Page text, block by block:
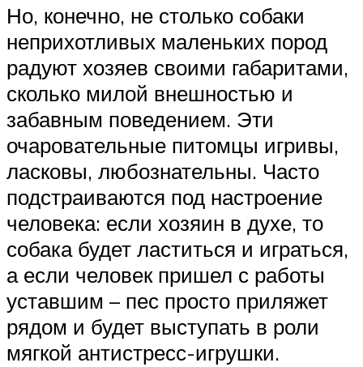
Но, конечно, не столько собаки
неприхотливых маленьких пород
радуют хозяев своими габаритами,
сколько милой внешностью и
забавным поведением. Эти
очаровательные питомцы игривы,
ласковы, любознательны. Часто
подстраиваются под настроение
человека: если хозяин в духе, то
собака будет ластиться и играться,
а если человек пришел с работы
уставшим – пес просто приляжет
рядом и будет выступать в роли
мягкой антистресс-игрушки.